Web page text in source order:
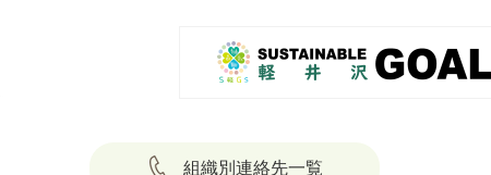
組織別連絡先一覧